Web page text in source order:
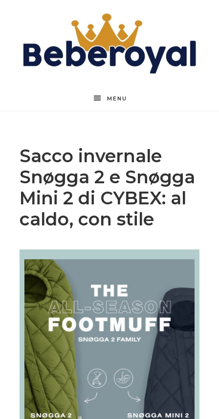
Beberoyal
MENU
Sacco invernale
Snøgga 2 e Snøgga
Mini 2 di CYBEX: al
caldo, con stile